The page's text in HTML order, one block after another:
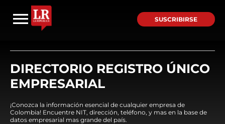
SUSCRIBIRSE
DIRECTORIO REGISTRO ÚNICO
EMPRESARIAL
¡Conozca la información esencial de cualquier empresa de
Colombia! Encuentre NIT, dirección, teléfono, y mas en la base de
datos empresarial mas grande del país.